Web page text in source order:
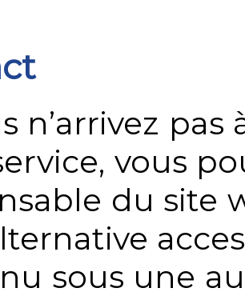
n’arrivez
vous
du site
sous une